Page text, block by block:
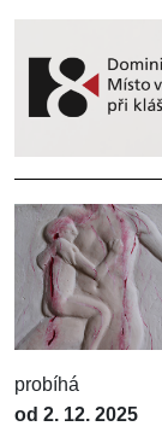
probíhá
od 2. 12. 2025